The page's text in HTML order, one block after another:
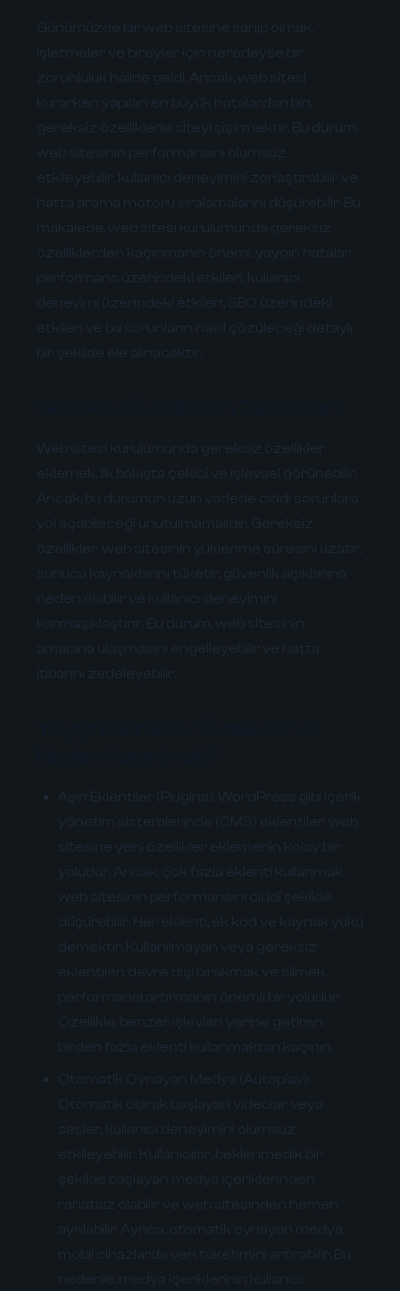
Günümüzde bir web sitesine sahip olmak,
işletmeler ve bireyler için neredeyse bir
zorunluluk haline geldi. Ancak, web sitesi
kurarken yapılan en büyük hatalardan biri,
gereksiz özelliklerle siteyi şişirmektir. Bu durum,
web sitesinin performansını olumsuz
etkileyebilir, kullanıcı deneyimini zorlaştırabilir ve
hatta arama motoru sıralamalarını düşürebilir. Bu
makalede, web sitesi kurulumunda gereksiz
özelliklerden kaçınmanın önemi, yaygın hatalar,
performans üzerindeki etkileri, kullanıcı
deneyimi üzerindeki etkileri, SEO üzerindeki
etkileri ve bu sorunların nasıl çözüleceği detaylı
bir şekilde ele alınacaktır.
Web sitesi kurulumunda gereksiz özellikler
eklemek, ilk bakışta çekici ve işlevsel görünebilir.
Ancak, bu durumun uzun vadede ciddi sorunlara
yol açabileceği unutulmamalıdır. Gereksiz
özellikler, web sitesinin yüklenme süresini uzatır,
sunucu kaynaklarını tüketir, güvenlik açıklarına
neden olabilir ve kullanıcı deneyimini
karmaşıklaştırır. Bu durum, web sitesinin
amacına ulaşmasını engelleyebilir ve hatta
itibarını zedeleyebilir.
Aşırı Eklentiler (Plugins): WordPress gibi içerik
yönetim sistemlerinde (CMS) eklentiler, web
sitesine yeni özellikler eklemenin kolay bir
yoludur. Ancak, çok fazla eklenti kullanmak,
web sitesinin performansını ciddi şekilde
düşürebilir. Her eklenti, ek kod ve kaynak yükü
demektir. Kullanılmayan veya gereksiz
eklentileri devre dışı bırakmak ve silmek,
performansı artırmanın önemli bir yoludur.
Özellikle, benzer işlevleri yerine getiren
birden fazla eklenti kullanmaktan kaçının.
Otomatik Oynayan Medya (Autoplay):
Otomatik olarak başlayan videolar veya
sesler, kullanıcı deneyimini olumsuz
etkileyebilir. Kullanıcılar, beklenmedik bir
şekilde başlayan medya içeriklerinden
rahatsız olabilir ve web sitesinden hemen
ayrılabilir. Ayrıca, otomatik oynayan medya,
mobil cihazlarda veri tüketimini artırabilir. Bu
nedenle, medya içeriklerinin kullanıcı